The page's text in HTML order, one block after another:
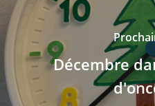
Décembre